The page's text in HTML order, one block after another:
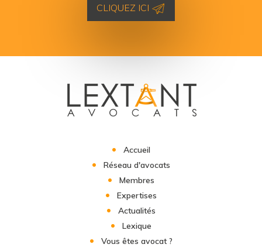
CLIQUEZ ICI
Accueil
Réseau d'avocats
Membres
Expertises
Actualités
Lexique
Vous êtes avocat ?